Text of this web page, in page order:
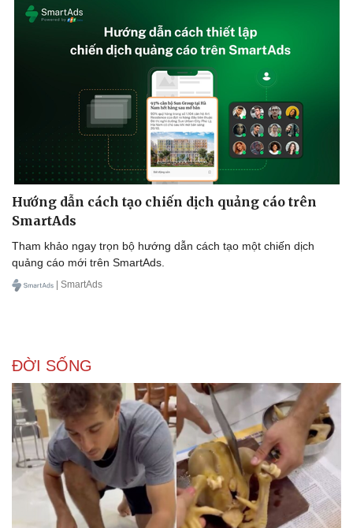
Doanh nghiệp
Vì cộng đồng
Hướng dẫn cách tạo chiến dịch quảng cáo trên
SmartAds
Tham khảo ngay trọn bộ hướng dẫn cách tạo một chiến dịch
quảng cáo mới trên SmartAds.
| SmartAds
ĐỜI SỐNG